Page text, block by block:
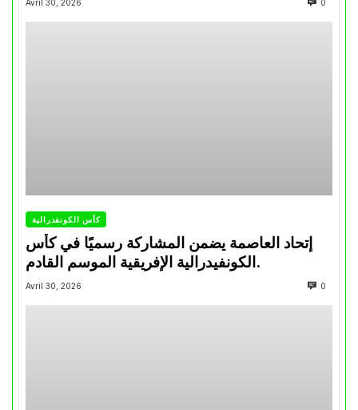
Avril 30, 2026 0
كأس الكونفدرالية
إتحاد العاصمة يضمن المشاركة رسميًا في كأس
الكونفيدرالية الإفريقية الموسم القادم.
Avril 30, 2026 0